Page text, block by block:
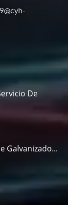
De
Galvanizado...